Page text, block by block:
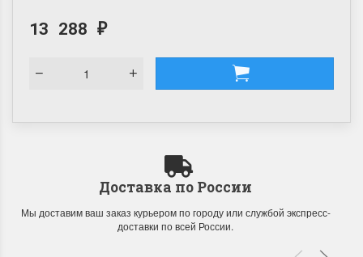
13 288 ₽
Доставка по России
Мы доставим ваш заказ курьером по городу или службой экспресс-
доставки по всей России.